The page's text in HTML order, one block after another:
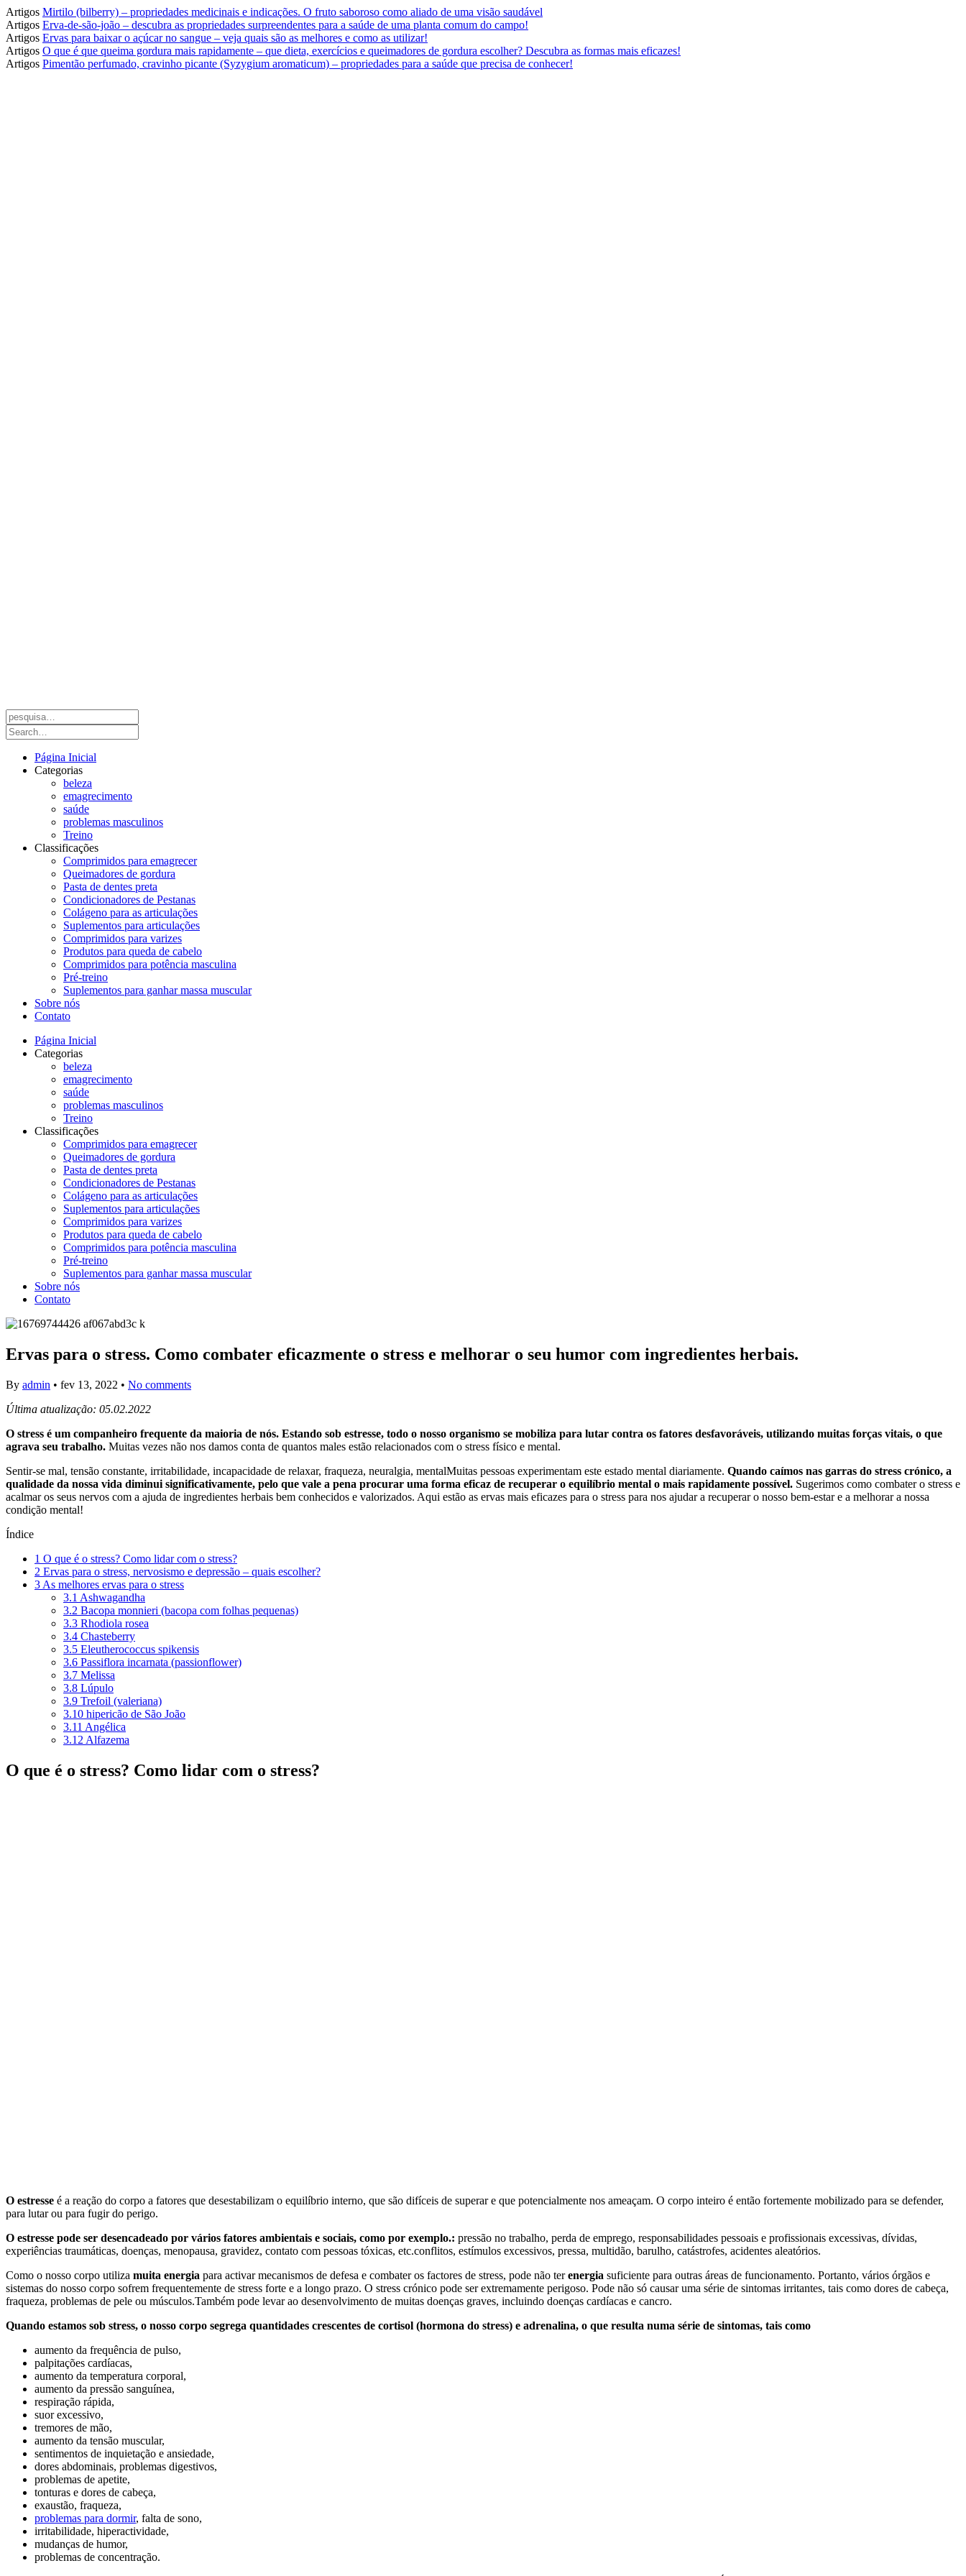
Artigos Mirtilo (bilberry) – propriedades medicinais e indicações. O fruto saboroso como aliado de uma visão saudável
Artigos Erva-de-são-joão – descubra as propriedades surpreendentes para a saúde de uma planta comum do campo!
Artigos Ervas para baixar o açúcar no sangue – veja quais são as melhores e como as utilizar!
Artigos O que é que queima gordura mais rapidamente – que dieta, exercícios e queimadores de gordura escolher? Descubra as formas mais eficazes!
Artigos Pimentão perfumado, cravinho picante (Syzygium aromaticum) – propriedades para a saúde que precisa de conhecer!
Página Inicial
Categorias
beleza
emagrecimento
saúde
problemas masculinos
Treino
Classificações
Comprimidos para emagrecer
Queimadores de gordura
Pasta de dentes preta
Condicionadores de Pestanas
Colágeno para as articulações
Suplementos para articulações
Comprimidos para varizes
Produtos para queda de cabelo
Comprimidos para potência masculina
Pré-treino
Suplementos para ganhar massa muscular
Sobre nós
Contato
Página Inicial
Categorias
beleza
emagrecimento
saúde
problemas masculinos
Treino
Classificações
Comprimidos para emagrecer
Queimadores de gordura
Pasta de dentes preta
Condicionadores de Pestanas
Colágeno para as articulações
Suplementos para articulações
Comprimidos para varizes
Produtos para queda de cabelo
Comprimidos para potência masculina
Pré-treino
Suplementos para ganhar massa muscular
Sobre nós
Contato
Ervas para o stress. Como combater eficazmente o stress e melhorar o seu humor com ingredientes herbais.
By admin • fev 13, 2022 • No comments
Última atualização: 05.02.2022
O stress é um companheiro frequente da maioria de nós. Estando sob estresse, todo o nosso organismo se mobiliza para lutar contra os fatores desfavoráveis, utilizando muitas forças vitais, o que
agrava seu trabalho. Muitas vezes não nos damos conta de quantos males estão relacionados com o stress físico e mental.
Sentir-se mal, tensão constante, irritabilidade, incapacidade de relaxar, fraqueza, neuralgia, mentalMuitas pessoas experimentam este estado mental diariamente. Quando caímos nas garras do stress crónico, a
qualidade da nossa vida diminui significativamente, pelo que vale a pena procurar uma forma eficaz de recuperar o equilíbrio mental o mais rapidamente possível. Sugerimos como combater o stress e
acalmar os seus nervos com a ajuda de ingredientes herbais bem conhecidos e valorizados. Aqui estão as ervas mais eficazes para o stress para nos ajudar a recuperar o nosso bem-estar e a melhorar a nossa
condição mental!
Índice
1 O que é o stress? Como lidar com o stress?
2 Ervas para o stress, nervosismo e depressão – quais escolher?
3 As melhores ervas para o stress
3.1 Ashwagandha
3.2 Bacopa monnieri (bacopa com folhas pequenas)
3.3 Rhodiola rosea
3.4 Chasteberry
3.5 Eleutherococcus spikensis
3.6 Passiflora incarnata (passionflower)
3.7 Melissa
3.8 Lúpulo
3.9 Trefoil (valeriana)
3.10 hipericão de São João
3.11 Angélica
3.12 Alfazema
O que é o stress? Como lidar com o stress?
O estresse é a reação do corpo a fatores que desestabilizam o equilíbrio interno, que são difíceis de superar e que potencialmente nos ameaçam. O corpo inteiro é então fortemente mobilizado para se defender,
para lutar ou para fugir do perigo.
O estresse pode ser desencadeado por vários fatores ambientais e sociais, como por exemplo.: pressão no trabalho, perda de emprego, responsabilidades pessoais e profissionais excessivas, dívidas,
experiências traumáticas, doenças, menopausa, gravidez, contato com pessoas tóxicas, etc.conflitos, estímulos excessivos, pressa, multidão, barulho, catástrofes, acidentes aleatórios.
Como o nosso corpo utiliza muita energia para activar mecanismos de defesa e combater os factores de stress, pode não terenergia suficiente para outras áreas de funcionamento. Portanto, vários órgãos e
sistemas do nosso corpo sofrem frequentemente de stress forte e a longo prazo. O stress crónico pode ser extremamente perigoso. Pode não só causar uma série de sintomas irritantes, tais como dores de cabeça,
fraqueza, problemas de pele ou músculos.Também pode levar ao desenvolvimento de muitas doenças graves, incluindo doenças cardíacas e cancro.
Quando estamos sob stress, o nosso corpo segrega quantidades crescentes de cortisol (hormona do stress) e adrenalina, o que resulta numa série de sintomas, tais como
aumento da frequência de pulso,
palpitações cardíacas,
aumento da temperatura corporal,
aumento da pressão sanguínea,
respiração rápida,
suor excessivo,
tremores de mão,
aumento da tensão muscular,
sentimentos de inquietação e ansiedade,
dores abdominais, problemas digestivos,
problemas de apetite,
tonturas e dores de cabeça,
exaustão, fraqueza,
problemas para dormir, falta de sono,
irritabilidade, hiperactividade,
mudanças de humor,
problemas de concentração.